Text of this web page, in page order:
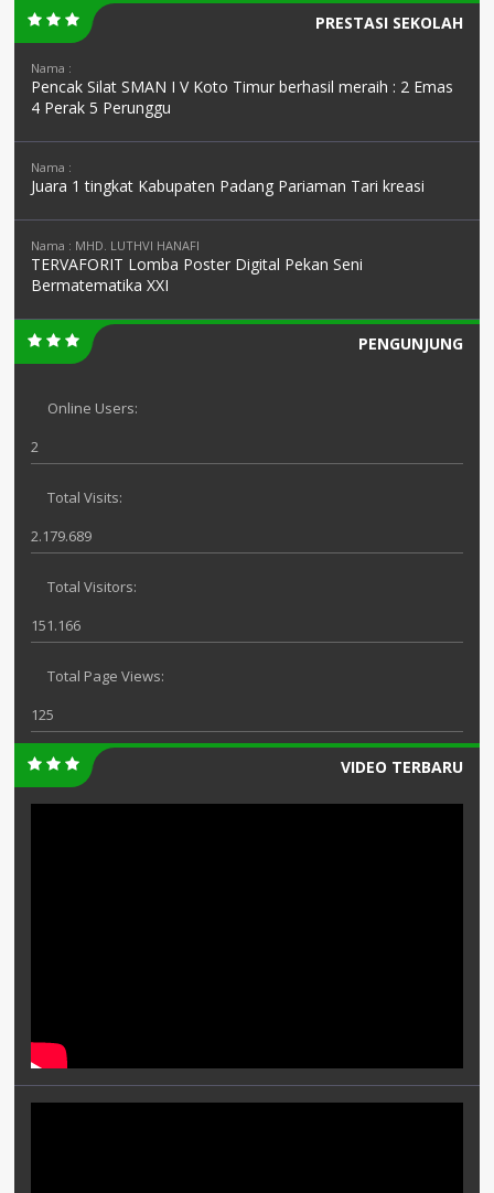
PRESTASI SEKOLAH
Nama :
Pencak Silat SMAN I V Koto Timur berhasil meraih : 2 Emas
4 Perak 5 Perunggu
Nama :
Juara 1 tingkat Kabupaten Padang Pariaman Tari kreasi
Nama : MHD. LUTHVI HANAFI
TERVAFORIT Lomba Poster Digital Pekan Seni
Bermatematika XXI
PENGUNJUNG
Online Users:
2
Total Visits:
2.179.689
Total Visitors:
151.166
Total Page Views:
125
VIDEO TERBARU